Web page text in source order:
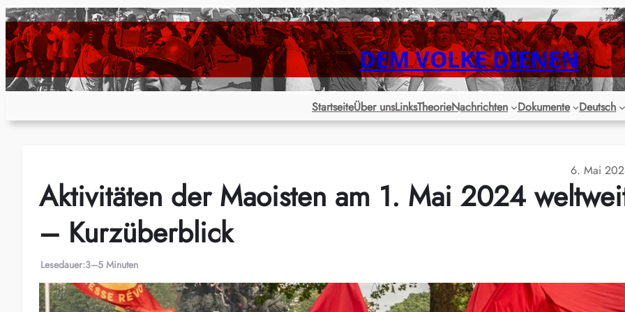
Zum
Inhalt
springen
DEM VOLKE DIENEN
StartseiteÜber unsLinksTheorieNachrichten Dokumente Deutsch
6. Mai
Aktivitäten der Maoisten am 1. Mai 2024
– Kurzüberblick
Lesedauer:3–5 Minuten